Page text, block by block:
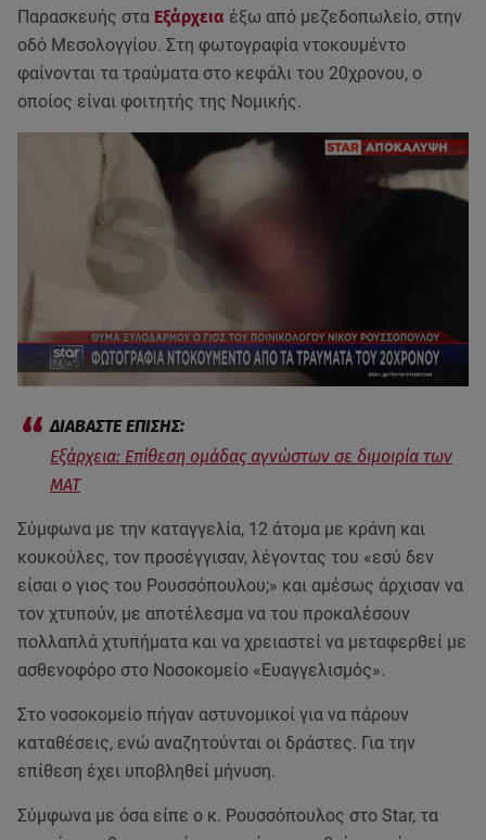
Παρασκευής στα Εξάρχεια έξω από μεζεδοπωλείο, στην
οδό Μεσολογγίου. Στη φωτογραφία ντοκουμέντο
φαίνονται τα τραύματα στο κεφάλι του 20χρονου, ο
οποίος είναι φοιτητής της Νομικής.
Eξάρχεια: Επίθεση ομάδας αγνώστων σε διμοιρία των
ΜΑΤ
Σύμφωνα με την καταγγελία, 12 άτομα με κράνη και
κουκούλες, τον προσέγγισαν, λέγοντας του «εσύ δεν
είσαι ο γιος του Ρουσσόπουλου;» και αμέσως άρχισαν να
τον χτυπούν, με αποτέλεσμα να του προκαλέσουν
πολλαπλά χτυπήματα και να χρειαστεί να μεταφερθεί με
ασθενοφόρο στο Νοσοκομείο «Ευαγγελισμός».
Στο νοσοκομείο πήγαν αστυνομικοί για να πάρουν
καταθέσεις, ενώ αναζητούνται οι δράστες. Για την
επίθεση έχει υποβληθεί μήνυση.
Σύμφωνα με όσα είπε ο κ. Ρουσσόπουλος στο Star, τα